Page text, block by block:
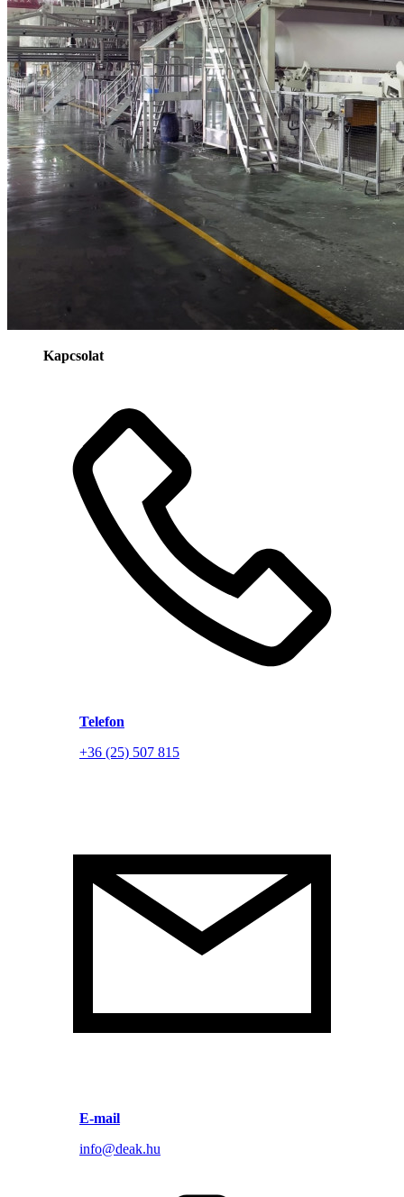
Kapcsolat
Telefon
+36 (25) 507 815
E-mail
info@deak.hu